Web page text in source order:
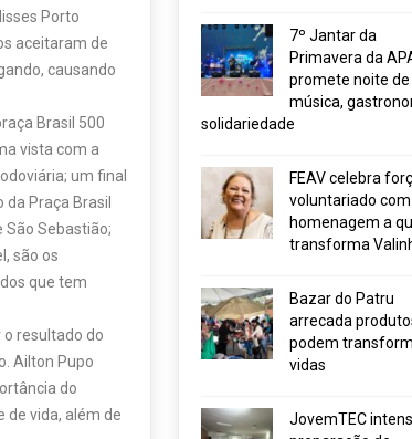
Porto
aceitaram de
causando
Brasil 500
vista com a
um final
Praça Brasil
Sebastião;
são os
que tem
resultado do
Ailton Pupo
do
de vida, além de
7º Jantar da
Primavera da
promete noite de
música,
solidariedade
FEAV celebra
voluntariado com
homenagem a
transforma
Bazar do Patru
arrecada
podem
vidas
JovemTEC